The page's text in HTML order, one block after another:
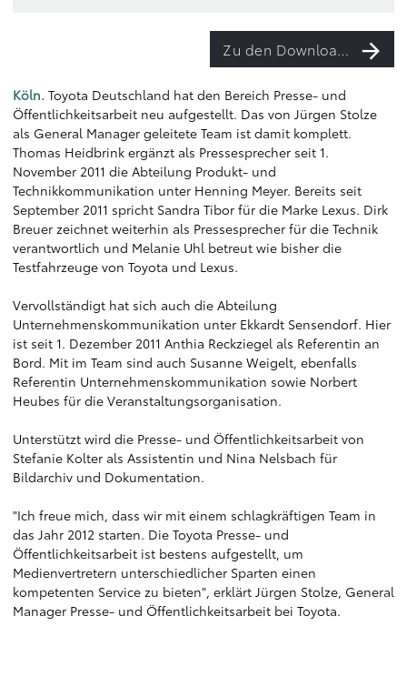
Zu den Downloads
Köln. Toyota Deutschland hat den Bereich Presse- und
Öffentlichkeitsarbeit neu aufgestellt. Das von Jürgen Stolze
als General Manager geleitete Team ist damit komplett.
Thomas Heidbrink ergänzt als Pressesprecher seit 1.
November 2011 die Abteilung Produkt- und
Technikkommunikation unter Henning Meyer. Bereits seit
September 2011 spricht Sandra Tibor für die Marke Lexus. Dirk
Breuer zeichnet weiterhin als Pressesprecher für die Technik
verantwortlich und Melanie Uhl betreut wie bisher die
Testfahrzeuge von Toyota und Lexus.
Vervollständigt hat sich auch die Abteilung
Unternehmenskommunikation unter Ekkardt Sensendorf. Hier
ist seit 1. Dezember 2011 Anthia Reckziegel als Referentin an
Bord. Mit im Team sind auch Susanne Weigelt, ebenfalls
Referentin Unternehmenskommunikation sowie Norbert
Heubes für die Veranstaltungsorganisation.
Unterstützt wird die Presse- und Öffentlichkeitsarbeit von
Stefanie Kolter als Assistentin und Nina Nelsbach für
Bildarchiv und Dokumentation.
"Ich freue mich, dass wir mit einem schlagkräftigen Team in
das Jahr 2012 starten. Die Toyota Presse- und
Öffentlichkeitsarbeit ist bestens aufgestellt, um
Medienvertretern unterschiedlicher Sparten einen
kompetenten Service zu bieten", erklärt Jürgen Stolze, General
Manager Presse- und Öffentlichkeitsarbeit bei Toyota.